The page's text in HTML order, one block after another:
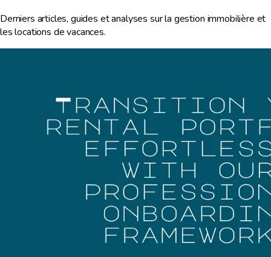
Derniers articles, guides et analyses sur la gestion immobilière et
les locations de vacances.